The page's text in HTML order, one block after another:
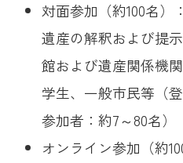
対面参加（約100名）：
遺産の解釈および提
館および遺産関係機
学生、一般市民等（
参加者：約7～80名）
オンライン参加（約